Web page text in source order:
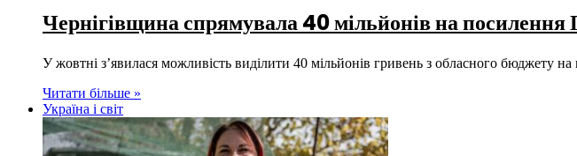
Чернігівщина спрямувала 40 мільйонів на
У жовтні з’явилася можливість виділити 40 мільйонів гривень з обласного
Читати більше »
Україна і світ